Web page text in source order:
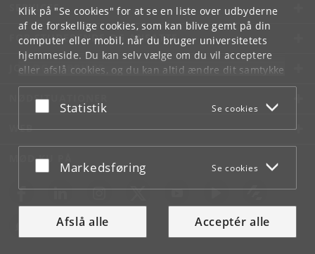
Klik på "Se cookies" for at se en liste over udbyderne
af de forskellige cookies, som kan blive gemt på din
computer eller mobil, når du bruger universitetets
hjemmeside. Du kan selv vælge om du vil acceptere
eller afslå cookies, og du kan altid ændre dit samtykke
underCookie- og privatlivspolitiksom du finder i
bunden af hver side.
Acceptér eller afslå
Statistik Se cookies
Acceptér eller afslå
Markedsføring Se cookies
Afslå alle Acceptér alle
SERVICES
FOR STUDERENDE OG ANSATTE
JOB OG KARRIERE
NØDSITUATIONER
WEB
MØD KU PÅ